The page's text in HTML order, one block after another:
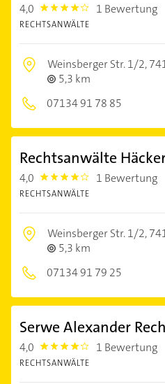
4,0 4.0 1 Bewertung
RECHTSANWÄLTE
Weinsberger Str. 1/2,
5,3 km
07134 91 78 85
Rechtsanwälte
4,0 4.0 1 Bewertung
RECHTSANWÄLTE
Weinsberger Str. 1/2,
5,3 km
07134 91 79 25
Serwe Alexander
4,0 4.0 1 Bewertung
RECHTSANWÄLTE